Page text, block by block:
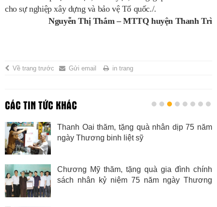
cho sự nghiệp xây dựng và bảo vệ Tổ quốc./.
Nguyễn Thị Thắm – MTTQ huyện Thanh Trì
Về trang trước Gửi email in trang
CÁC TIN TỨC KHÁC
Thanh Oai thăm, tặng quà nhân dịp 75 năm
ngày Thương binh liệt sỹ
Chương Mỹ thăm, tặng quà gia đình chính
sách nhân kỷ niệm 75 năm ngày Thương